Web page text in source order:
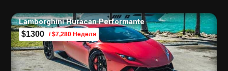
Lamborghini Huracan Performante
$1300 / $7,280 Неделя